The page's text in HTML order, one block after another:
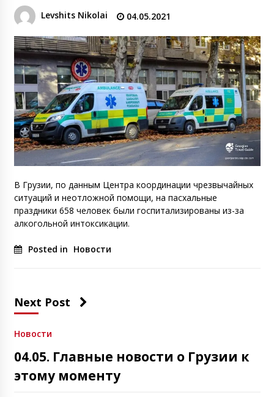
Levshits Nikolai 04.05.2021
В Грузии, по данным Центра координации чрезвычайных
ситуаций и неотложной помощи, на пасхальные
праздники 658 человек были госпитализированы из-за
алкогольной интоксикации.
Posted in Новости
Next Post
Новости
04.05. Главные новости о Грузии к
этому моменту